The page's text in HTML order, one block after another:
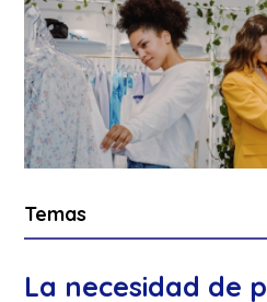
Temas
La necesidad de